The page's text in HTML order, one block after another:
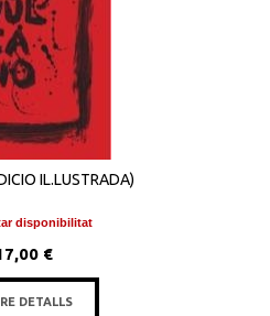
IL.LUSTRADA)
disponibilitat
€
DETALLS